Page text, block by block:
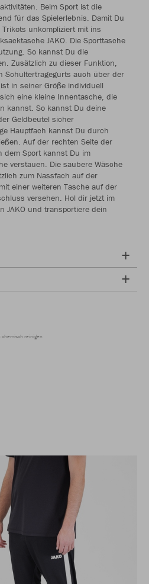
Beim Sport ist die
für das Spielerlebnis. Damit Du
unkompliziert mit ins
JAKO. Die Sporttasche
So kannst Du die
Zusätzlich zu dieser Funktion,
Schultertragegurts auch über der
in seiner Größe individuell
eine kleine Innentasche, die
kannst. So kannst Du deine
Geldbeutel sicher
Hauptfach kannst Du durch
Auf der rechten Seite der
dem Sport kannst Du im
verstauen. Die saubere Wäsche
zum Nassfach auf der
einer weiteren Tasche auf der
versehen. Hol dir jetzt im
JAKO und transportiere dein
chemisch reinigen